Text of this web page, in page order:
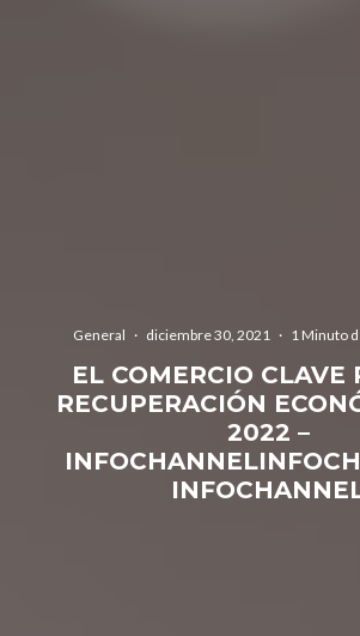
General · diciembre 30, 2021 · 1 Minuto
EL COMERCIO CLAVE
RECUPERACIÓN
2022 –